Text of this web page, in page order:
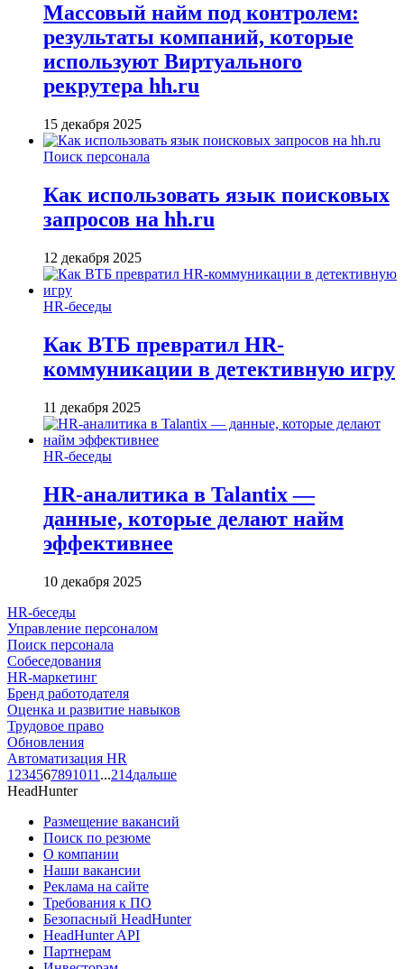
Массовый найм под контролем:
результаты компаний, которые
используют Виртуального
рекрутера hh.ru
15 декабря 2025
Поиск персонала
Как использовать язык поисковых
запросов на hh.ru
12 декабря 2025
HR-беседы
Как ВТБ превратил HR-
коммуникации в детективную игру
11 декабря 2025
HR-беседы
HR-аналитика в Talantix —
данные, которые делают найм
эффективнее
10 декабря 2025
HR-беседы
Управление персоналом
Поиск персонала
Собеседования
HR-маркетинг
Бренд работодателя
Оценка и развитие навыков
Трудовое право
Обновления
Автоматизация HR
1 234567891011 ...214дальше
HeadHunter
Размещение вакансий
Поиск по резюме
О компании
Наши вакансии
Реклама на сайте
Требования к ПО
Безопасный HeadHunter
HeadHunter API
Партнерам